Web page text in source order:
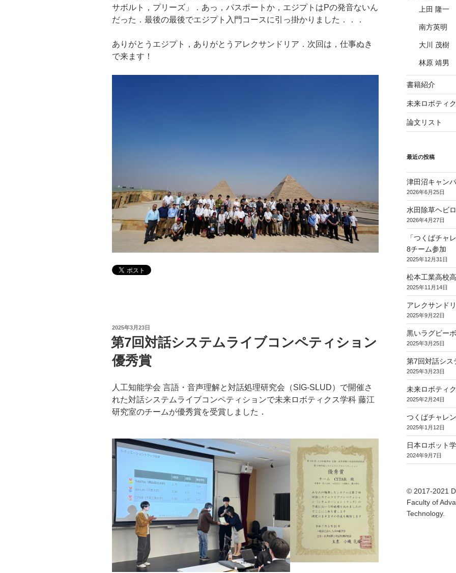
サボルト，プリーズ」．あっ，パスポートか，エジプトはPの発音ないん
だった．最後の最後でエジプト入門コースに引っ掛かりました．．．
ありがとうエジプト，ありがとうアレクサンドリア．次回は，仕事ぬき
で来ます！
投
稿
日:
2025年3月23日
第7回対話システムライブコンペティション
優秀賞
人工知能学会 言語・音声理解と対話処理研究会（SIG-SLUD）で開催さ
れた対話システムライブコンペティションで未来ロボティクス学科 藤江
研究室のチームが優秀賞を受賞しました．
上田 隆一
南方英明
大川 茂樹
林原 靖男
書籍紹介
未来ロボティ
論文リスト
最近の投稿
津田沼キャン
2026年6月25日
水田除草ヘビ
2026年4月27日
「つくばチャ
8チーム参加
2025年12月31日
松本工業高校
2025年11月14日
アレクサンド
2025年9月22日
黒いラグビー
2025年3月25日
第7回対話シス
2025年3月23日
未来ロボティ
2025年2月24日
つくばチャレ
2025年1月12日
日本ロボット
2024年9月7日
© 2017-2021
Faculty of
Technology.